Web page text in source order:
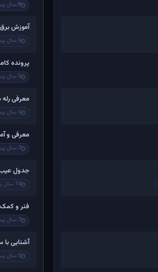
8 سال پیش
آموزش
5 سال پیش
پرونده
5 سال پیش
معرفی رله
5 سال پیش
معرفی و
7 سال پیش
جدول
10 سال پیش
فنر و
7 سال پیش
آشنایی
5 سال پیش